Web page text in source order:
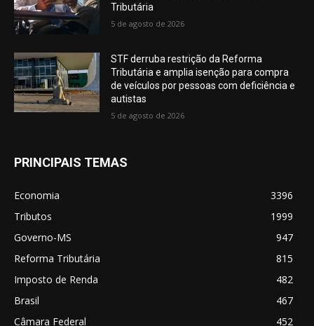
Tributária
5 de agosto de 2026
STF derruba restrição da Reforma
Tributária e amplia isenção para compra
de veículos por pessoas com deficiência e
autistas
5 de agosto de 2026
PRINCIPAIS TEMAS
Economia
3396
Tributos
1999
Governo-MS
947
Reforma Tributária
815
Imposto de Renda
482
Brasil
467
Câmara Federal
452